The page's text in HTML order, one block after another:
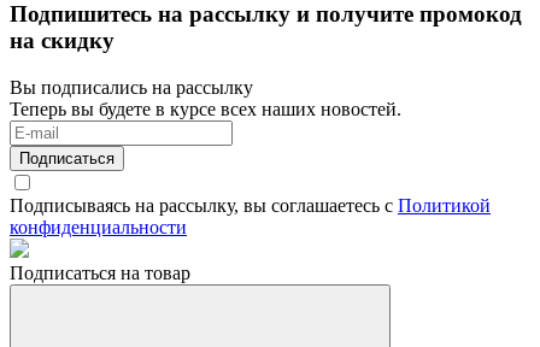
Подпишитесь на рассылку и получите промокод
на скидку
Вы подписались на рассылку
Теперь вы будете в курсе всех наших новостей.
Подписаться
Подписываясь на рассылку, вы соглашаетесь с Политикой
конфиденциальности
Подписаться на товар